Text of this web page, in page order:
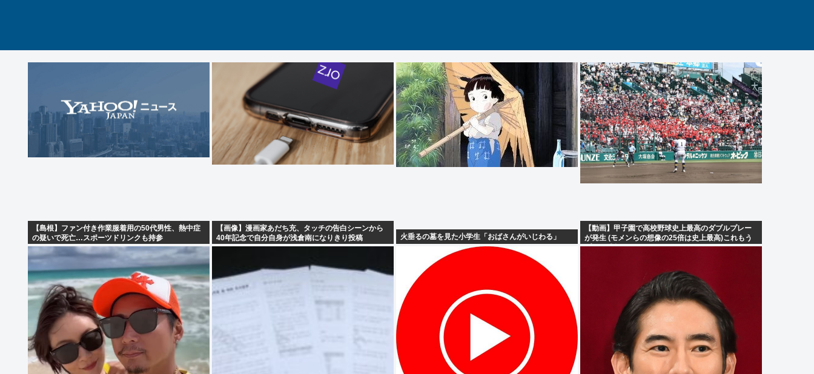
【島根】ファン付き作業服着用の50代男性、熱中症
の疑いで死亡…スポーツドリンクも持参
【画像】漫画家あだち充、タッチの告白シーンから
40年記念で自分自身が浅倉南になりきり投稿
火垂るの墓を見た小学生「おばさんがいじわる」
【動画】甲子園で高校野球史上最高のダブルプレー
が発生 (モメンらの想像の25倍は史上最高)これもう
プロ野球超えてるだろ…